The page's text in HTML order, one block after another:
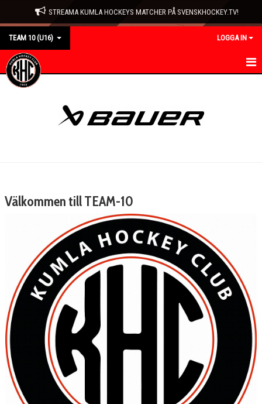
STREAMA KUMLA HOCKEYS MATCHER PÅ SVENSKHOCKEY.TV!
TEAM 10 (U16) LOGGA IN
HEM
KONTAKT
Välkommen till TEAM-10